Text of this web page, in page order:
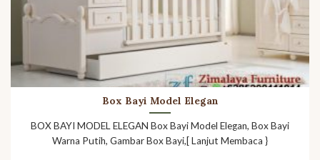
Box Bayi Model Elegan
BOX BAYI MODEL ELEGAN Box Bayi Model Elegan, Box Bayi
Warna Putih, Gambar Box Bayi,[ Lanjut Membaca }